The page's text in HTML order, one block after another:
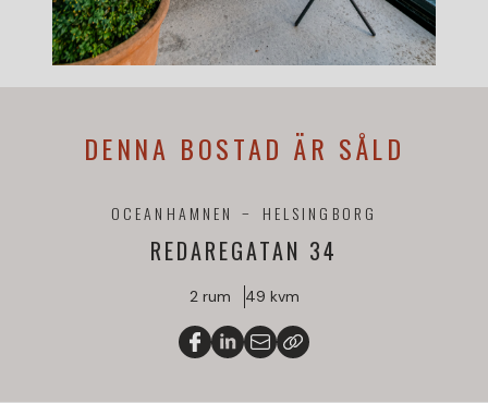
DENNA BOSTAD ÄR SÅLD
REDAREGATAN 34
OCEANHAMNEN HELSINGBORG
2 rum 49 kvm